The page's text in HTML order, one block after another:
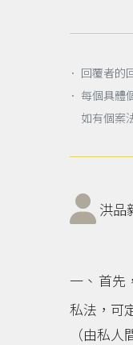
． 回覆者
． 每個具
如有個案
洪品
首先
私法，可
（由私